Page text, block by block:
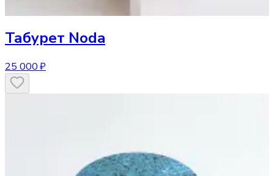
Табурет Noda
25 000 ₽